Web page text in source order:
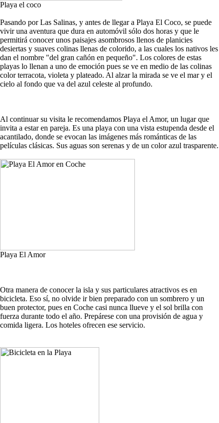
Playa el coco
Pasando por Las Salinas, y antes de llegar a Playa El Coco, se puede
vivir una aventura que dura en automóvil sólo dos horas y que le
permitirá conocer unos paisajes asombrosos llenos de planicies
desiertas y suaves colinas llenas de colorido, a las cuales los nativos les
dan el nombre "del gran cañón en pequeño". Los colores de estas
playas lo llenan a uno de emoción pues se ve en medio de las colinas
color terracota, violeta y plateado. Al alzar la mirada se ve el mar y el
cielo al fondo que va del azul celeste al profundo.
Al continuar su visita le recomendamos Playa el Amor, un lugar que
invita a estar en pareja. Es una playa con una vista estupenda desde el
acantilado, donde se evocan las imágenes más románticas de las
películas clásicas. Sus aguas son serenas y de un color azul trasparente.
Playa El Amor
Otra manera de conocer la isla y sus particulares atractivos es en
bicicleta. Eso sí, no olvide ir bien preparado con un sombrero y un
buen protector, pues en Coche casi nunca llueve y el sol brilla con
fuerza durante todo el año. Prepárese con una provisión de agua y
comida ligera. Los hoteles ofrecen ese servicio.